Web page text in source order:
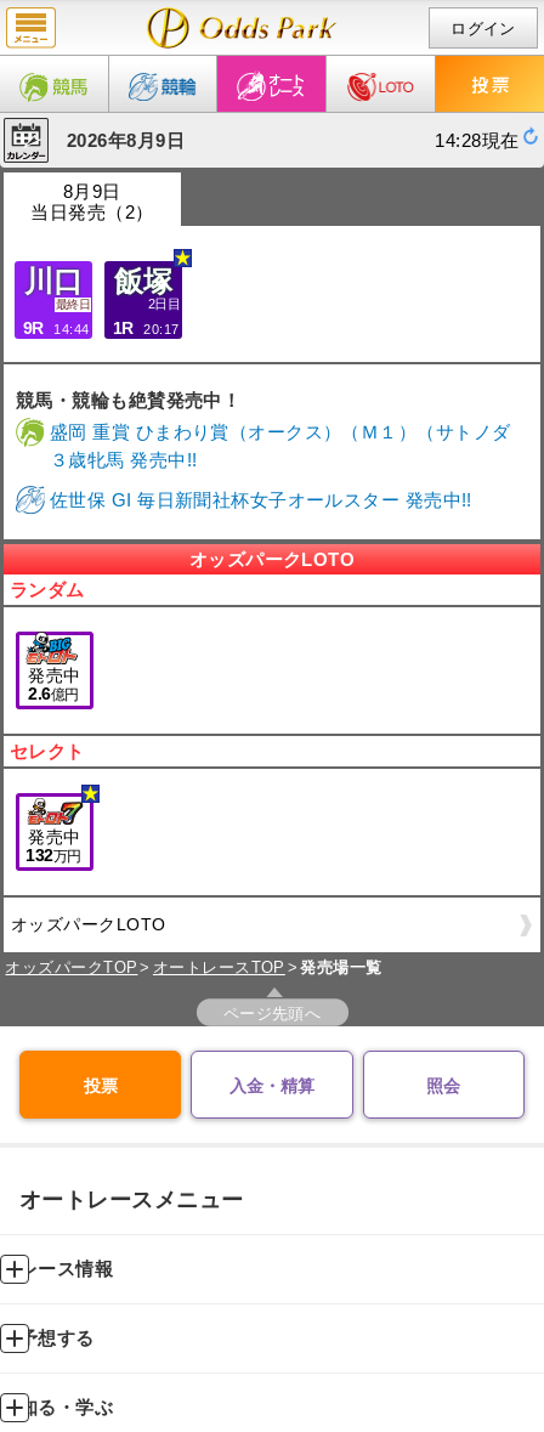
ログイン
2026年8月9日 14:28現在
8月9日
当日発売（2）
川口
最終日
9R 14:44
飯塚
2日目
1R 20:17
競馬・競輪も絶賛発売中！
盛岡 重賞 ひまわり賞（オークス）（Ｍ１）（サトノダ
３歳牝馬 発売中!!
佐世保 GI 毎日新聞社杯女子オールスター 発売中!!
オッズパークLOTO
ランダム
発売中
2.6億円
セレクト
発売中
132万円
オッズパークLOTO
オッズパークTOP オートレースTOP 発売場一覧
ページ先頭へ
投票 入金・精算 照会
オートレースメニュー
レース情報
予想する
知る・学ぶ